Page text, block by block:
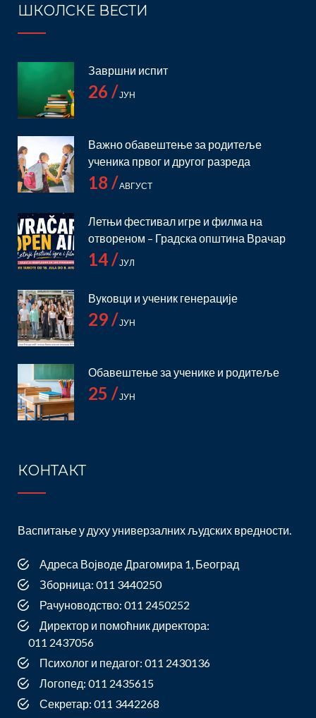
ШКОЛСКЕ ВЕСТИ
Завршни испит
26 /ЈУН
Важно обавештење за родитеље
ученика првог и другог разреда
18 /АВГУСТ
Летњи фестивал игре и филма на
отвореном – Градска општина Врачар
14 /ЈУЛ
Вуковци и ученик генерације
29 /ЈУН
Обавештење за ученике и родитеље
25 /ЈУН
КОНТАКТ
Васпитање у духу универзалних људских вредности.
Адреса Војводе Драгомира 1, Београд
Зборница: 011 3440250
Рачуноводство: 011 2450252
Директор и помоћник директора:
011 2437056
Психолог и педагог: 011 2430136
Логопед: 011 2435615
Секретар: 011 3442268